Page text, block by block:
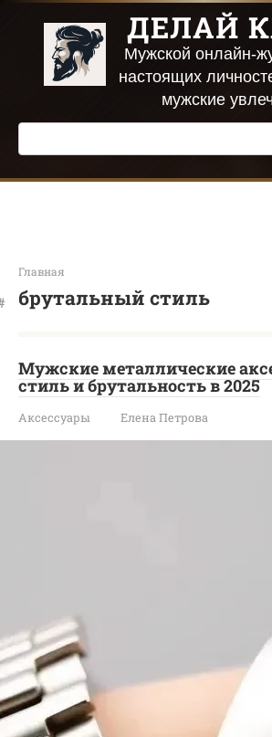
Перейти
контенту
ДЕЛАЙ
Мужской онлайн-
настоящих
мужские
Поиск:
Главная
брутальный стиль
Мужские металлические
стиль и брутальность в 2025
Аксессуары Елена Петрова